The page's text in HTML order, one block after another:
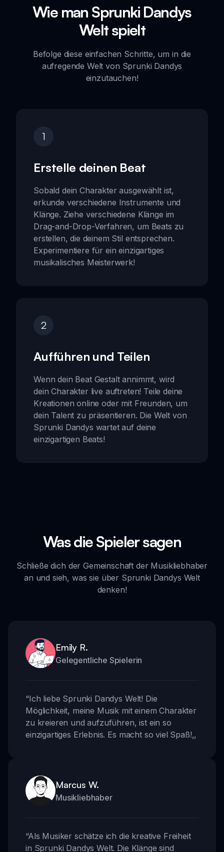
Wie man Sprunki Dandys
Welt spielt
Befolge diese einfachen Schritte, um in die
aufregende Welt von Sprunki Dandys
einzutauchen!
1
Erstelle deinen Beat
Sobald dein Charakter ausgewählt ist,
erkunde verschiedene Instrumente und
Klänge. Ziehe verschiedene Klänge im
Drag-and-Drop-Verfahren, um Beats zu
erstellen, die deinem Stil entsprechen.
Experimentiere für ein einzigartiges
musikalisches Meisterwerk!
2
Aufführen und Teilen
Wenn dein Beat Gestalt annimmt, wird
dein Charakter live auftreten! Teile deine
Kreationen online oder mit Freunden, um
dein Talent zu präsentieren. Die Welt von
Sprunki Dandys wartet auf deine
einzigartigen Beats!
Was die Spieler sagen
Schließe dich der Gemeinschaft der Musikliebhaber
an und sieh, was sie über Sprunki Dandys Welt
denken!
Emily R.
Gelegentliche Spielerin
“Ich liebe Sprunki Dandys Welt! Die
Möglichkeit, meine Musik mit einem Charakter
zu kreieren und aufzuführen, ist ein so
einzigartiges Erlebnis. Es macht so viel Spaß!,,
Marcus W.
Musikliebhaber
“Als Musiker schätze ich die kreative Freiheit
in Sprunki Dandys Welt. Die Klänge sind